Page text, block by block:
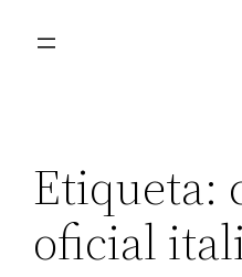
Etiqueta:
oficial